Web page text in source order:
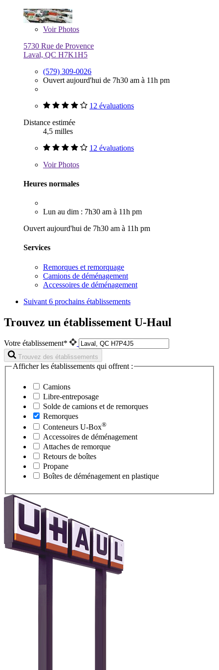
VoirPhotos
5730 Rue de Provence
Laval, QC H7K1H5
(579) 309-0026
Ouvert aujourd'hui de 7h30 am à 11h pm
12 évaluations
Distance estimée
4,5 milles
12 évaluations
VoirPhotos
Heures normales
Lun au dim : 7h30 am à 11h pm
Ouvert aujourd'hui de 7h30 am à 11h pm
Services
Remorques et remorquage
Camions de déménagement
Accessoires de déménagement
Suivant 6 prochains établissements
Trouvez un établissement U-Haul
Votre établissement*
Trouvez des établissements
Afficher les établissements qui offrent :
Camions
Libre-entreposage
Solde de camions et de remorques
Remorques
Conteneurs U-Box®
Accessoires de déménagement
Attaches de remorque
Retours de boîtes
Propane
Boîtes de déménagement en plastique